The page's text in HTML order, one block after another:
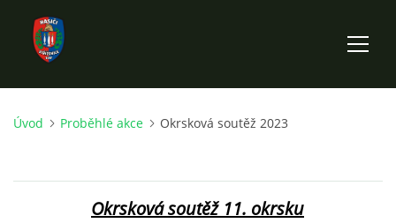
ÚVOD
HISTORIE SBORU
Úvod Proběhlé akce Okrsková soutěž 2023
Okrsková soutěž 11. okrsku